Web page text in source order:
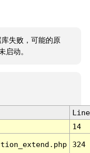
失败，可能的原
启动。
Line
14
324